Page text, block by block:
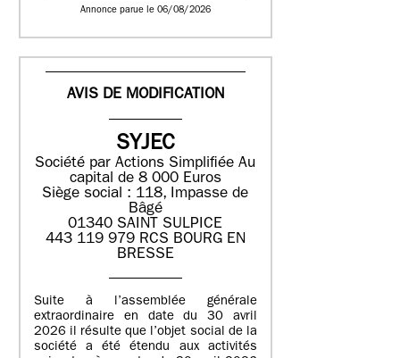
Annonce parue le 06/08/2026
AVIS DE MODIFICATION
SYJEC
Société par Actions SimplifiéeAu
capital de 8 000 Euros
Siège social : 118, Impasse de
Bâgé
01340 SAINT SULPICE
443 119 979 RCS BOURG EN
BRESSE
Suite à l’assemblée générale
extraordinaire en date du 30 avril
2026 il résulte que l’objet social de la
société a été étendu aux activités